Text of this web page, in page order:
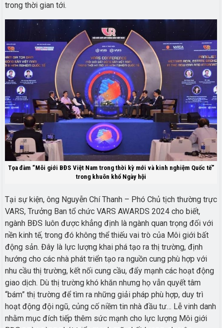
trong thời gian tới.
Tọa đàm “Môi giới BĐS Việt Nam trong thời kỳ mới và kinh nghiệm Quốc tế”
trong khuôn khổ Ngày hội
Tại sự kiện, ông Nguyễn Chí Thanh – Phó Chủ tịch thường trực
VARS, Trưởng Ban tổ chức VARS AWARDS 2024 cho biết,
ngành BĐS luôn được khẳng định là ngành quan trọng đối với
nền kinh tế, trong đó không thể thiếu vai trò của Môi giới bất
động sản. Đây là lực lượng khai phá tạo ra thị trường, định
hướng cho các nhà phát triển tạo ra nguồn cung phù hợp với
nhu cầu thị trường, kết nối cung cầu, đẩy mạnh các hoạt động
giao dịch. Dù thị trường khó khăn nhưng họ vẫn quyết tâm
“bám” thị trường để tìm ra những giải pháp phù hợp, duy trì
hoạt động đội ngũ, củng cố niềm tin nhà đầu tư… Lễ vinh danh
nhằm mục đích tiếp thêm sức mạnh cho lực lượng Môi giới